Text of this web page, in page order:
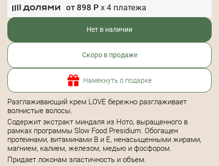
от 898 Р x 4 платежа
Нет в наличии
Скоро в продаже
Намекнуть о подарке
Разглаживающий крем LOVE бережно разглаживает
волнистые волосы.
Содержит экстракт миндаля из Ното, выращенного в
рамках программы Slow Food Presidium. Обогащен
протеинами, витаминами В и Е, ненасыщенными жирами,
магнием, калием, железом, медью и фосфором.
Придает локонам эластичность и объем.